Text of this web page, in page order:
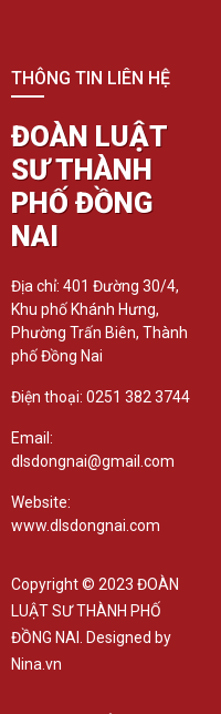
THÔNG TIN LIÊN HỆ
ĐOÀN LUẬT
SƯ THÀNH
PHỐ ĐỒNG
NAI
Địa chỉ: 401 Đường 30/4,
Khu phố Khánh Hưng,
Phường Trấn Biên, Thành
phố Đồng Nai
Điện thoại: 0251 382 3744
Email:
dlsdongnai@gmail.com
Website:
www.dlsdongnai.com
Copyright © 2023 ĐOÀN
LUẬT SƯ THÀNH PHỐ
ĐỒNG NAI. Designed by
Nina.vn